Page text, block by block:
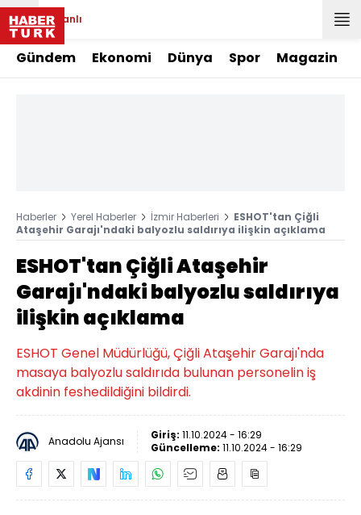
Canlı
Gündem Ekonomi Dünya Spor Magazin
Haberler Yerel Haberler İzmir Haberleri
ESHOT'tan Çiğli
Ataşehir Garajı'ndaki balyozlu saldırıya ilişkin açıklama
ESHOT'tan Çiğli Ataşehir
Garajı'ndaki balyozlu saldırıya
ilişkin açıklama
ESHOT Genel Müdürlüğü, Çiğli Ataşehir Garajı'nda
masaya balyozlu saldırıda bulunan personelin iş
akdinin feshedildiğini bildirdi.
Anadolu Ajansı Giriş: 11.10.2024 - 16:29
Güncelleme: 11.10.2024 - 16:29